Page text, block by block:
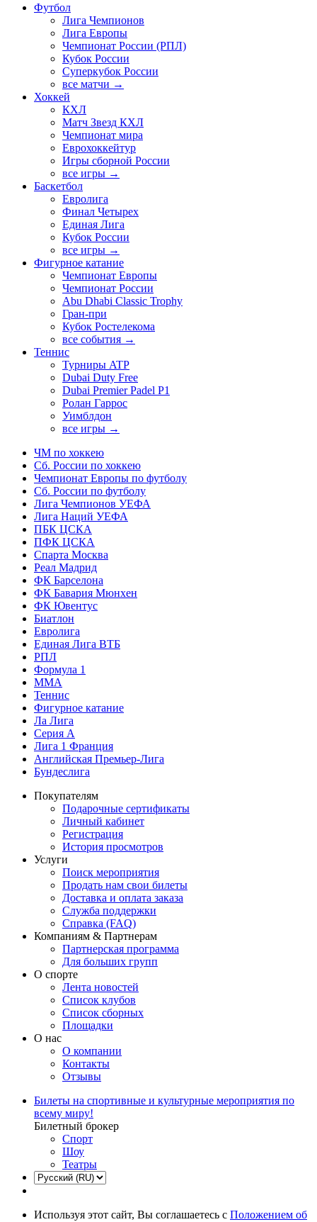
Футбол
Лига Чемпионов
Лига Европы
Чемпионат России (РПЛ)
Кубок России
Суперкубок России
все матчи →
Хоккей
КХЛ
Матч Звезд КХЛ
Чемпионат мира
Еврохоккейтур
Игры сборной России
все игры →
Баскетбол
Евролига
Финал Четырех
Единая Лига
Кубок России
все игры →
Фигурное катание
Чемпионат Европы
Чемпионат России
Abu Dhabi Classic Trophy
Гран-при
Кубок Ростелекома
все события →
Теннис
Турниры ATP
Dubai Duty Free
Dubai Premier Padel P1
Ролан Гаррос
Уимблдон
все игры →
ЧМ по хоккею
Сб. России по хоккею
Чемпионат Европы по футболу
Сб. России по футболу
Лига Чемпионов УЕФА
Лига Наций УЕФА
ПБК ЦСКА
ПФК ЦСКА
Спарта Москва
Реал Мадрид
ФК Барселона
ФК Бавария Мюнхен
ФК Ювентус
Биатлон
Евролига
Единая Лига ВТБ
РПЛ
Формула 1
MMA
Теннис
Фигурное катание
Ла Лига
Серия А
Лига 1 Франция
Английская Премьер-Лига
Бундеслига
Покупателям
Подарочные сертификаты
Личный кабинет
Регистрация
История просмотров
Услуги
Поиск мероприятия
Продать нам свои билеты
Доставка и оплата заказа
Служба поддержки
Справка (FAQ)
Компаниям & Партнерам
Партнерская программа
Для больших групп
О спорте
Лента новостей
Список клубов
Список сборных
Площадки
О нас
О компании
Контакты
Отзывы
Билеты на спортивные и культурные мероприятия по
всему миру!
Билетный брокер
Спорт
Шоу
Театры
Используя этот сайт, Вы соглашаетесь с Положением об